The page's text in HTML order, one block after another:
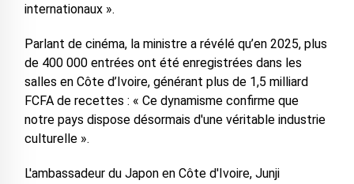
internationaux ».
Parlant de cinéma, la ministre a révélé qu’en 2025, plus
de 400 000 entrées ont été enregistrées dans les
salles en Côte d’Ivoire, générant plus de 1,5 milliard
FCFA de recettes : « Ce dynamisme confirme que
notre pays dispose désormais d'une véritable industrie
culturelle ».
L'ambassadeur du Japon en Côte d'Ivoire, Junji